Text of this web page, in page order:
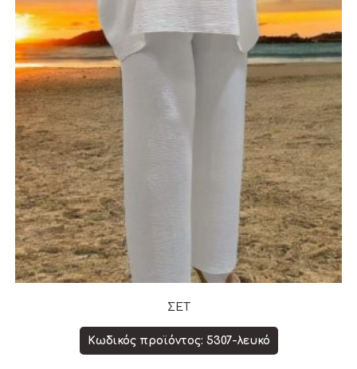
ΣΕΤ
Κωδικός προϊόντος: 5307-λευκό